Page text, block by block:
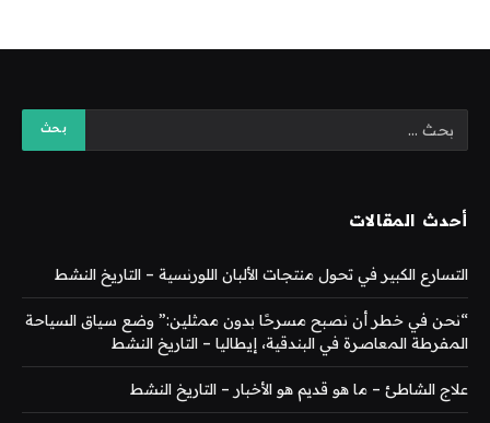
أحدث المقالات
التسارع الكبير في تحول منتجات الألبان اللورنسية – التاريخ النشط
“نحن في خطر أن نصبح مسرحًا بدون ممثلين:” وضع سياق السياحة
المفرطة المعاصرة في البندقية، إيطاليا – التاريخ النشط
علاج الشاطئ – ما هو قديم هو الأخبار – التاريخ النشط